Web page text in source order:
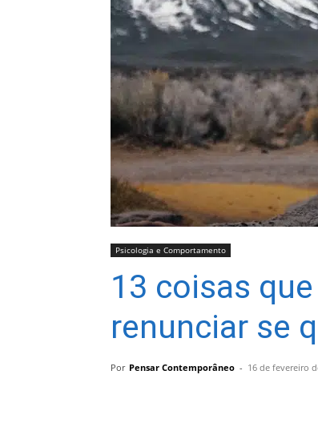
Psicologia e Comportamento
13 coisas
renunciar se
Por Pensar Contemporâneo - 16 de fevereiro